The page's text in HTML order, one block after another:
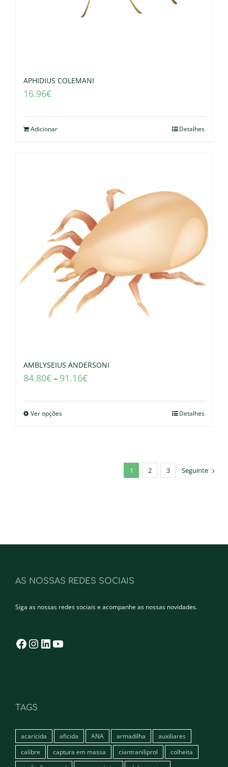
APHIDIUS COLEMANI
16.96€
Adicionar Detalhes
AMBLYSEIUS ANDERSONI
84.80€– 91.16€
Ver opções Detalhes
1 2 3 Seguinte
AS NOSSAS REDES SOCIAIS
Siga as nossas redes sociais e acompanhe as nossas novidades.
Facebook
Instagram
LinkedIn
TAGS
acaricida aficida ANA armadilha
auxiliares
calibre
captura em massa ciantraniliprol
colheita